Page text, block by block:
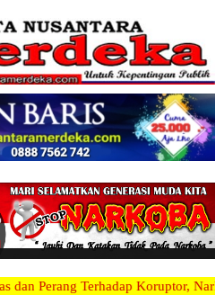
Narkoba, Teroris Musuh